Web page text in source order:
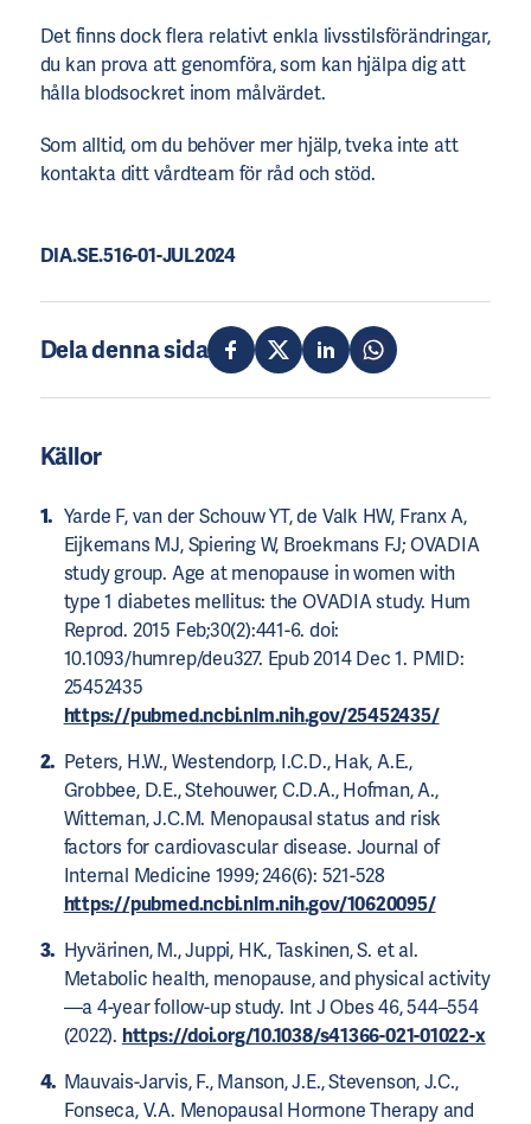
Det finns dock flera relativt enkla livsstilsförändringar,
du kan prova att genomföra, som kan hjälpa dig att
hålla blodsockret inom målvärdet.
Som alltid, om du behöver mer hjälp, tveka inte att
kontakta ditt vårdteam för råd och stöd.
DIA.SE.516-01-JUL2024
Dela denna sida
Källor
Yarde F, van der Schouw YT, de Valk HW, Franx A,
Eijkemans MJ, Spiering W, Broekmans FJ; OVADIA
study group. Age at menopause in women with
type 1 diabetes mellitus: the OVADIA study. Hum
Reprod. 2015 Feb;30(2):441-6. doi:
10.1093/humrep/deu327. Epub 2014 Dec 1. PMID:
25452435
https://pubmed.ncbi.nlm.nih.gov/25452435/
Peters, H.W., Westendorp, I.C.D., Hak, A.E.,
Grobbee, D.E., Stehouwer, C.D.A., Hofman, A.,
Witteman, J.C.M. Menopausal status and risk
factors for cardiovascular disease. Journal of
Internal Medicine 1999; 246(6): 521-528
https://pubmed.ncbi.nlm.nih.gov/10620095/
Hyvärinen, M., Juppi, HK., Taskinen, S. et al.
Metabolic health, menopause, and physical activity
—a 4-year follow-up study. Int J Obes 46, 544–554
(2022). https://doi.org/10.1038/s41366-021-01022-x
Mauvais-Jarvis, F., Manson, J.E., Stevenson, J.C.,
Fonseca, V.A. Menopausal Hormone Therapy and